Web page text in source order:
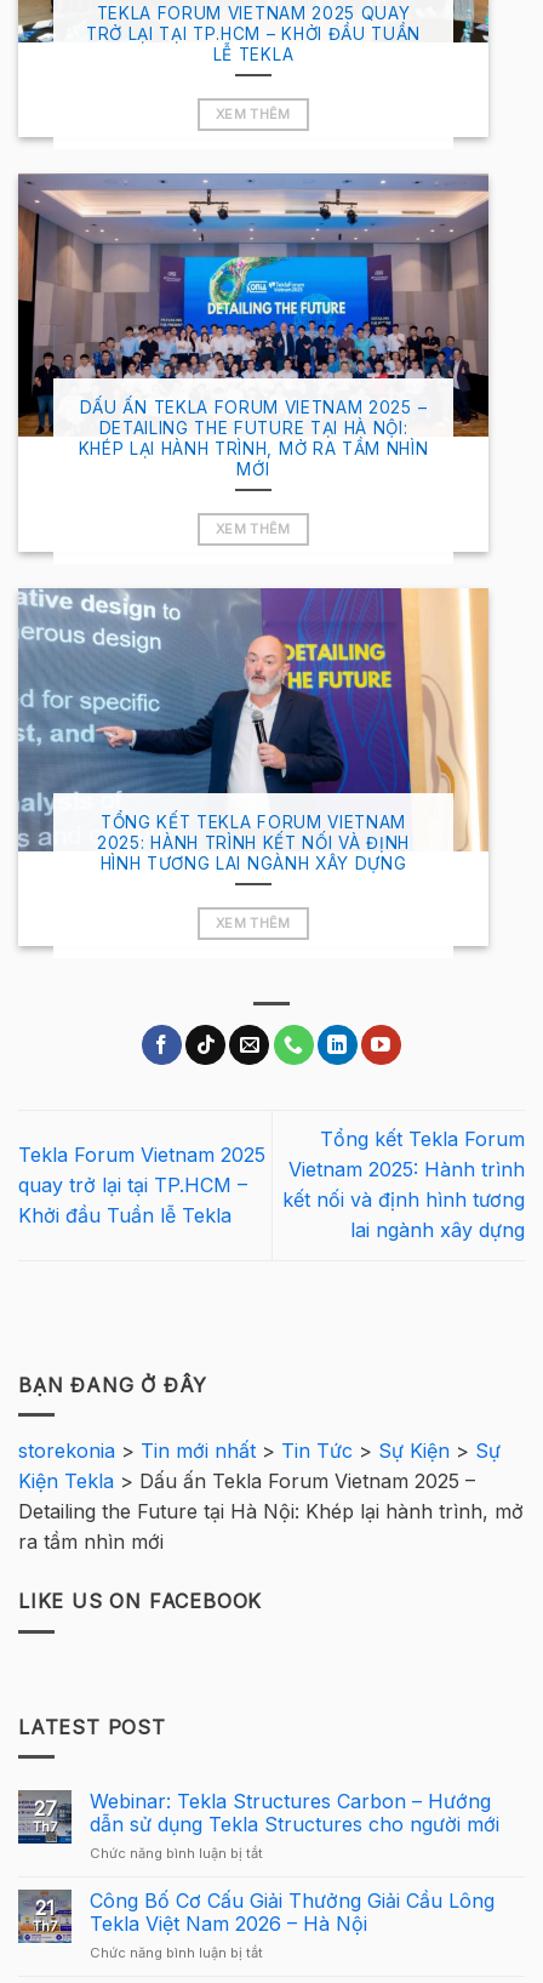
TEKLA FORUM VIETNAM 2025 QUAY
TRỞ LẠI TẠI TP.HCM – KHỞI ĐẦU TUẦN
LỄ TEKLA
XEM THÊM
DẤU ẤN TEKLA FORUM VIETNAM 2025 –
DETAILING THE FUTURE TẠI HÀ NỘI:
KHÉP LẠI HÀNH TRÌNH, MỞ RA TẦM NHÌN
MỚI
XEM THÊM
TỔNG KẾT TEKLA FORUM VIETNAM
2025: HÀNH TRÌNH KẾT NỐI VÀ ĐỊNH
HÌNH TƯƠNG LAI NGÀNH XÂY DỰNG
XEM THÊM
Tekla Forum Vietnam 2025
quay trở lại tại TP.HCM –
Khởi đầu Tuần lễ Tekla
Tổng kết Tekla Forum
Vietnam 2025: Hành trình
kết nối và định hình tương
lai ngành xây dựng
BẠN ĐANG Ở ĐÂY
storekonia > Tin mới nhất > Tin Tức > Sự Kiện > Sự
Kiện Tekla > Dấu ấn Tekla Forum Vietnam 2025 –
Detailing the Future tại Hà Nội: Khép lại hành trình, mở
ra tầm nhìn mới
LIKE US ON FACEBOOK
LATEST POST
27
Th7
Webinar: Tekla Structures Carbon – Hướng
dẫn sử dụng Tekla Structures cho người mới
Chức năng bình luận bị tắtở
Tekla
Structures
Carbon
–
21
Th7
Công Bố Cơ Cấu Giải Thưởng Giải Cầu Lông
Tekla Việt Nam 2026 – Hà Nội
Chức năng bình luận bị tắtở